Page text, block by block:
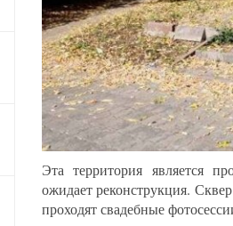
Эта территория является
ожидает реконструкция.
проходят свадебные